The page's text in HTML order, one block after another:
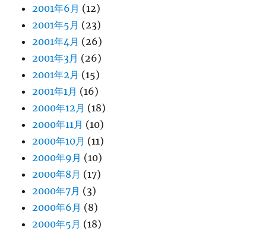
2001年6月 (12)
2001年5月 (23)
2001年4月 (26)
2001年3月 (26)
2001年2月 (15)
2001年1月 (16)
2000年12月 (18)
2000年11月 (10)
2000年10月 (11)
2000年9月 (10)
2000年8月 (17)
2000年7月 (3)
2000年6月 (8)
2000年5月 (18)